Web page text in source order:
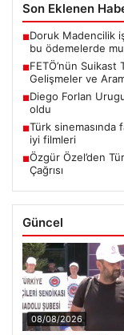
Son Eklenen
■Doruk Madencilik
bu ödemelerde
■FETÖ’nün Suikast
Gelişmeler ve
■Diego Forlan
oldu
■Türk sinemasında
iyi filmleri
■Özgür Özel’den
Çağrısı
Güncel
08/08/2026